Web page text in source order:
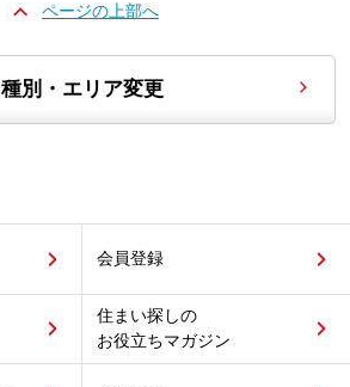
ページの上部へ
種別・エリア変更
会員登録
住まい探しの
お役立ちマガジン